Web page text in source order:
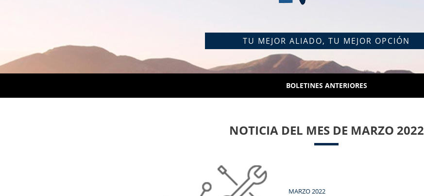
TU MEJOR ALIADO, TU MEJOR OPCIÓN
BOLETINES ANTERIORES
NOTICIA DEL MES DE MARZO 2022
MARZO 2022